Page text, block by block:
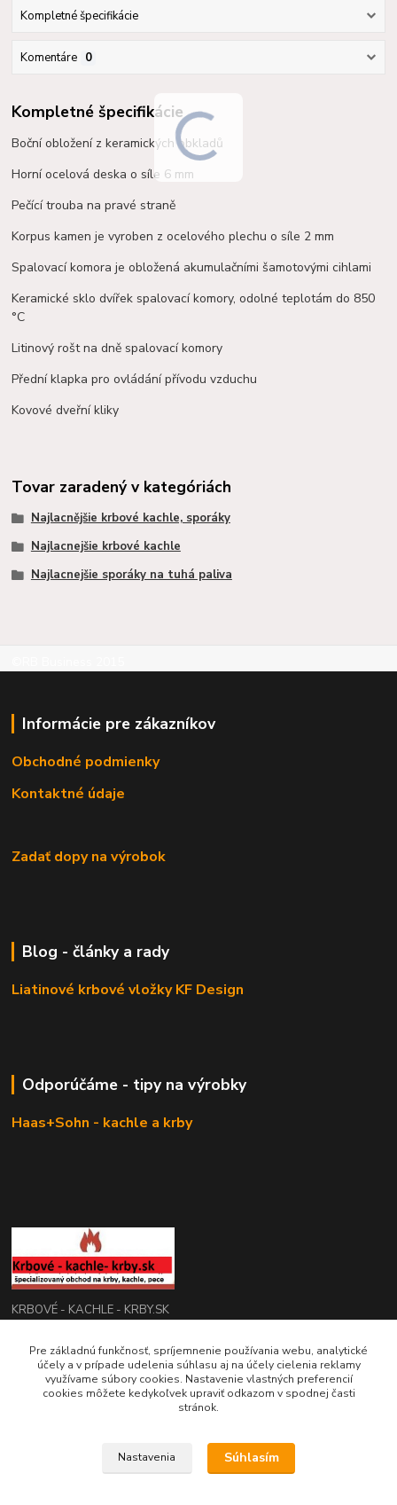
Kompletné špecifikácie
Komentáre 0
Kompletné špecifikácie
Boční obložení z keramických obkladů
Horní ocelová deska o síle 6 mm
Pečící trouba na pravé straně
Korpus kamen je vyroben z ocelového plechu o síle 2 mm
Spalovací komora je obložená akumulačními šamotovýmicihlami
Keramické sklo dvířek spalovací komory, odolné teplotám do 850
°C
Litinový rošt na dně spalovací komory
Přední klapka pro ovládání přívodu vzduchu
Kovové dveřní kliky
Tovar zaradený v kategóriách
Najlacnějšie krbové kachle, sporáky
Najlacnejšie krbové kachle
Najlacnejšie sporáky na tuhá paliva
Informácie pre zákazníkov
Obchodné podmienky
Kontaktné údaje
Zadať dopy na výrobok
Blog - články a rady
Liatinové krbové vložky KF Design
Odporúčáme - tipy na výrobky
Haas+Sohn - kachle a krby
KRBOVÉ - KACHLE - KRBY.SK
0949 476 255
08:00 - 17.00
Pre základnú funkčnosť, spríjemnenie používania webu, analytické
účely a v prípade udelenia súhlasu aj na účely cielenia reklamy
využívame súbory cookies. Nastavenie vlastných preferencií
cookies môžete kedykoľvek upraviť odkazom v spodnej časti
stránok.
Nastavenia Súhlasím